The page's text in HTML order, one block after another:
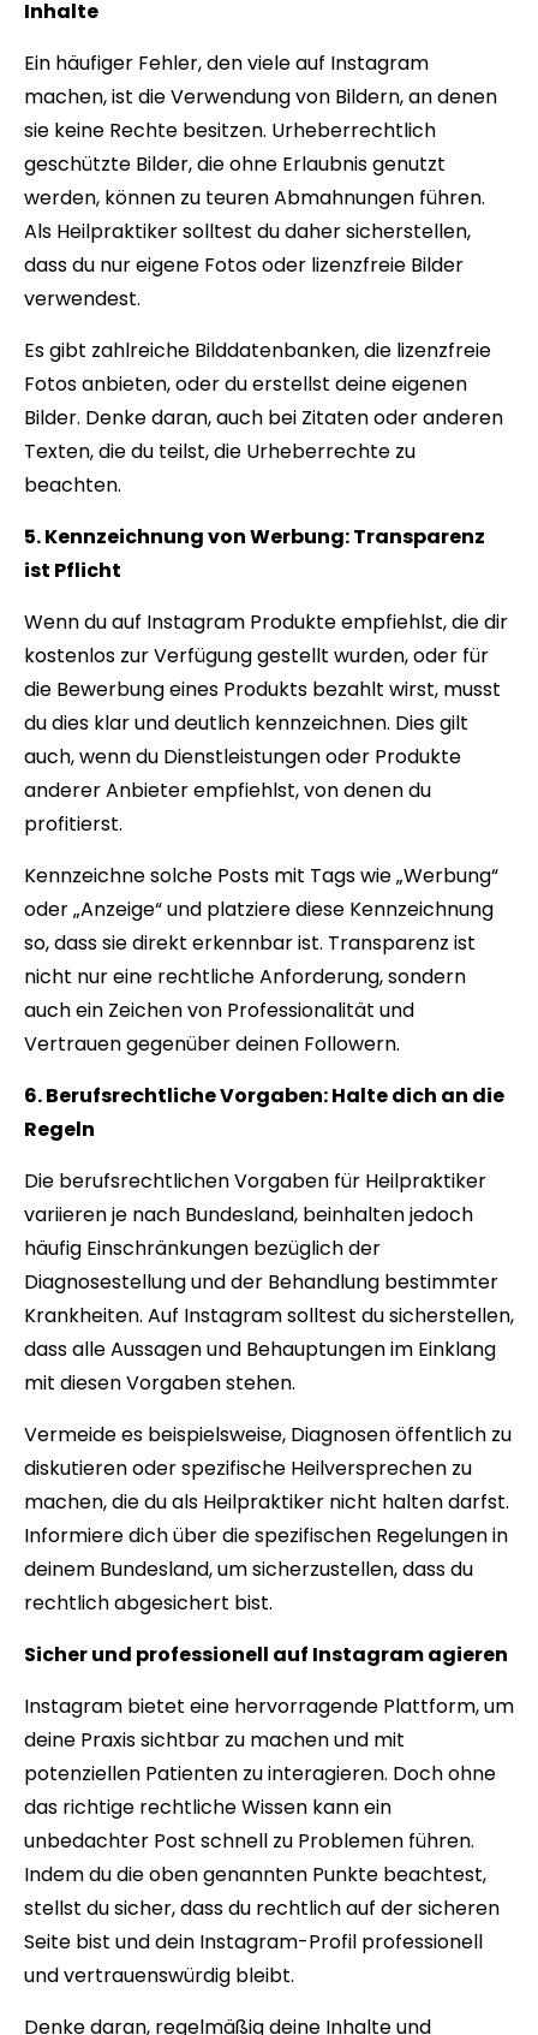
Inhalte
Ein häufiger Fehler, den viele auf Instagram
machen, ist die Verwendung von Bildern, an denen
sie keine Rechte besitzen. Urheberrechtlich
geschützte Bilder, die ohne Erlaubnis genutzt
werden, können zu teuren Abmahnungen führen.
Als Heilpraktiker solltest du daher sicherstellen,
dass du nur eigene Fotos oder lizenzfreie Bilder
verwendest.
Es gibt zahlreiche Bilddatenbanken, die lizenzfreie
Fotos anbieten, oder du erstellst deine eigenen
Bilder. Denke daran, auch bei Zitaten oder anderen
Texten, die du teilst, die Urheberrechte zu
beachten.
5. Kennzeichnung von Werbung: Transparenz
ist Pflicht
Wenn du auf Instagram Produkte empfiehlst, die dir
kostenlos zur Verfügung gestellt wurden, oder für
die Bewerbung eines Produkts bezahlt wirst, musst
du dies klar und deutlich kennzeichnen. Dies gilt
auch, wenn du Dienstleistungen oder Produkte
anderer Anbieter empfiehlst, von denen du
profitierst.
Kennzeichne solche Posts mit Tags wie „Werbung“
oder „Anzeige“ und platziere diese Kennzeichnung
so, dass sie direkt erkennbar ist. Transparenz ist
nicht nur eine rechtliche Anforderung, sondern
auch ein Zeichen von Professionalität und
Vertrauen gegenüber deinen Followern.
6. Berufsrechtliche Vorgaben: Halte dich an die
Regeln
Die berufsrechtlichen Vorgaben für Heilpraktiker
variieren je nach Bundesland, beinhalten jedoch
häufig Einschränkungen bezüglich der
Diagnosestellung und der Behandlung bestimmter
Krankheiten. Auf Instagram solltest du sicherstellen,
dass alle Aussagen und Behauptungen im Einklang
mit diesen Vorgaben stehen.
Vermeide es beispielsweise, Diagnosen öffentlich zu
diskutieren oder spezifische Heilversprechen zu
machen, die du als Heilpraktiker nicht halten darfst.
Informiere dich über die spezifischen Regelungen in
deinem Bundesland, um sicherzustellen, dass du
rechtlich abgesichert bist.
Sicher und professionell auf Instagram agieren
Instagram bietet eine hervorragende Plattform, um
deine Praxis sichtbar zu machen und mit
potenziellen Patienten zu interagieren. Doch ohne
das richtige rechtliche Wissen kann ein
unbedachter Post schnell zu Problemen führen.
Indem du die oben genannten Punkte beachtest,
stellst du sicher, dass du rechtlich auf der sicheren
Seite bist und dein Instagram-Profil professionell
und vertrauenswürdig bleibt.
Denke daran, regelmäßig deine Inhalte und